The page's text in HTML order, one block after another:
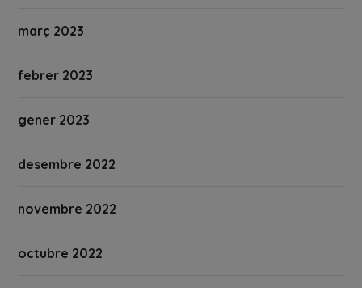
març 2023
febrer 2023
gener 2023
desembre 2022
novembre 2022
octubre 2022